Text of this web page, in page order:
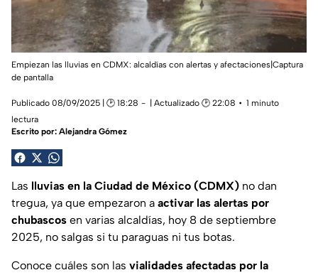
Empiezan las lluvias en CDMX: alcaldías con alertas y afectaciones|Captura
de pantalla
Publicado 08/09/2025 | 🕑 18:28 | Actualizado 🕑 22:08
1 minuto
lectura
Escrito por: Alejandra Gómez
Las lluvias en la Ciudad de México (CDMX) no dan
tregua, ya que empezaron a activar las alertas por
chubascos en varias alcaldías, hoy 8 de septiembre
2025, no salgas si tu paraguas ni tus botas.
Conoce cuáles son las vialidades afectadas por la